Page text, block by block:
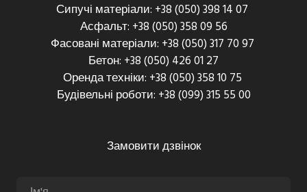
Сипучі матеріали: +38 (050) 398 14 07
Асфальт: +38 (050) 358 09 56
Фасовані матеріали: +38 (050) 317 70 97
Бетон: +38 (050) 426 01 27
Оренда техніки: +38 (050) 358 10 75
Будівельні роботи: +38 (099) 315 55 00
Замовити дзвінок